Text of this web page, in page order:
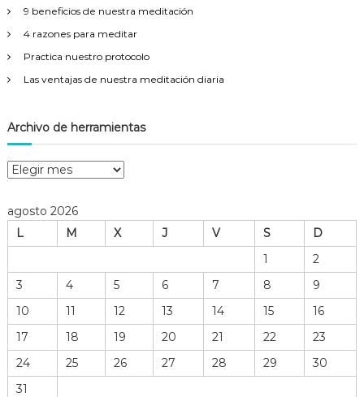
9 beneficios de nuestra meditación
4 razones para meditar
Practica nuestro protocolo
Las ventajas de nuestra meditación diaria
Archivo de herramientas
A
h
o
h
r
r
agosto 2026
L
M X J V S
D
1
2
3
4 5 6 7 8
9
10
11 12 13 14 15
16
17
18 19 20 21 22
23
24
25 26 27 28 29
30
31